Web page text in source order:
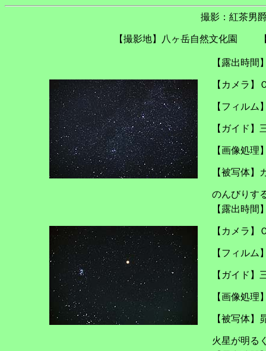
撮影：紅茶
【撮影地】八ヶ岳自然文化園 【
【露出時間
【カメラ
【フィル
【ガイド】
【画像処理
【被写体】
のんびりす
【露出時間
【カメラ
【フィル
【ガイド】
【画像処理
【被写体】
火星が明る